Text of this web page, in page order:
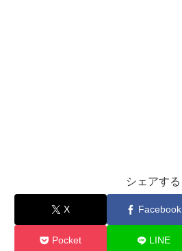
シェアする
X Facebook
Pocket LINE